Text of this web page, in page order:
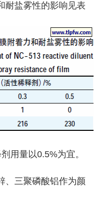
耐盐雾性的影响见表
用量以0.5%为宜。
、三聚磷酸铝作为颜